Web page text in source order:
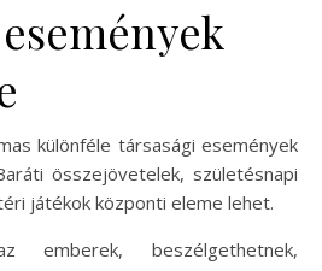
különféle társasági események
összejövetelek, születésnapi
játékok központi eleme lehet.
emberek, beszélgethetnek,